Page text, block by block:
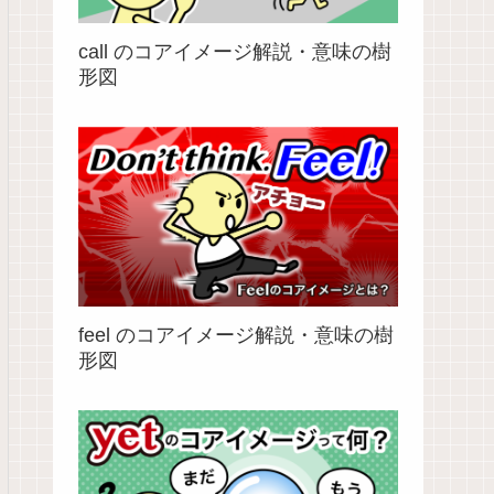
call のコアイメージ解説・意味の樹
形図
feel のコアイメージ解説・意味の樹
形図